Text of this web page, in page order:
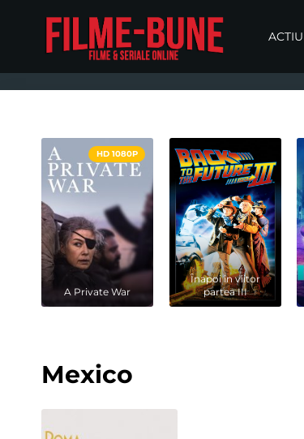
HD 1080P
A Private War
Înapoi în viitor
partea III
Mexico